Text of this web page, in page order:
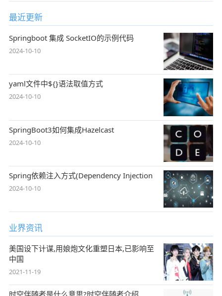
最近更新
Springboot 集成 SocketIO的示例代码
2024-10-10
yaml文件中${}语法取值方式
2024-10-10
SpringBoot3如何集成Hazelcast
2024-10-10
Spring依赖注入方式(Dependency Injection
2024-10-10
业界资讯
美国设下计谋,用娘炮文化重塑日本,已影响至
中国
2021-11-19